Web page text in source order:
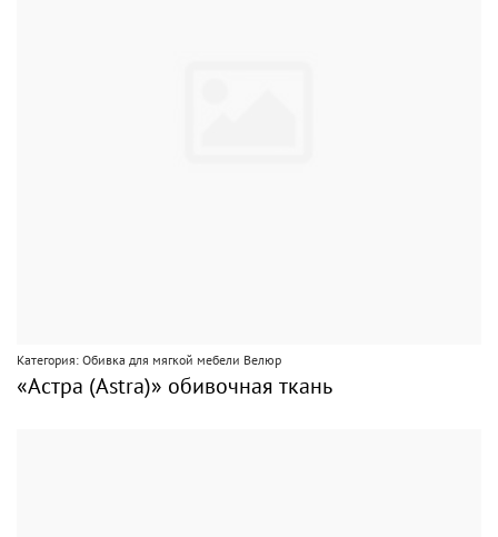
Категория: Обивка для мягкой мебели Велюр
«Астра (Astra)» обивочная ткань